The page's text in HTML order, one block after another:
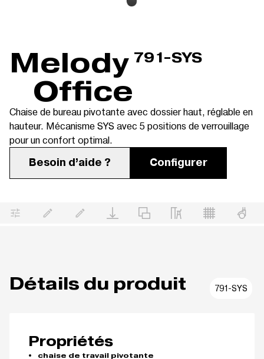
Melody
Office
791-SYS
Chaise de bureau pivotante avec dossier haut, réglable en
hauteur. Mécanisme SYS avec 5 positions de verrouillage
pour un confort optimal.
Besoin d’aide ? Configurer
Détails du produit 791-SYS
Propriétés
chaise de travail pivotante